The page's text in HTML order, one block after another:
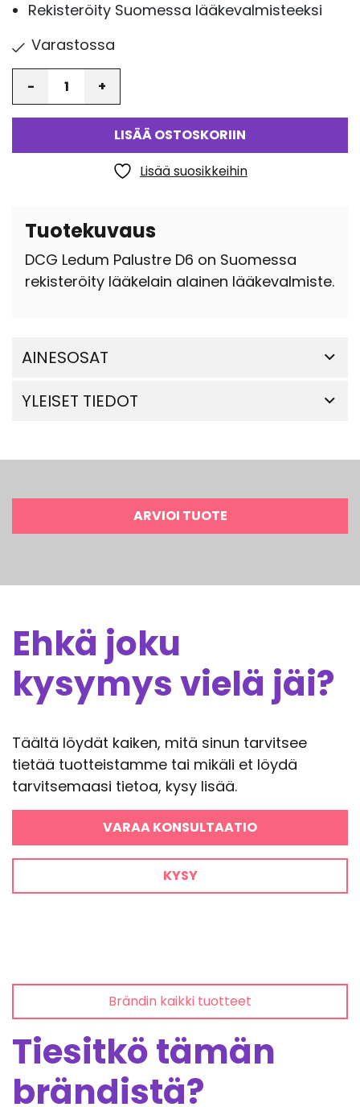
24,50€.
20,85€.
Rekisteröity Suomessa lääkevalmisteeksi
Varastossa
LISÄÄ OSTOSKORIIN
Lisää suosikkeihin
Tuotekuvaus
DCG Ledum Palustre D6 on Suomessa
rekisteröity lääkelain alainen lääkevalmiste.
AINESOSAT
YLEISET TIEDOT
ARVIOI TUOTE
Ehkä joku
kysymys vielä jäi?
Täältä löydät kaiken, mitä sinun tarvitsee
tietää tuotteistamme tai mikäli et löydä
tarvitsemaasi tietoa, kysy lisää.
VARAA KONSULTAATIO
KYSY
Brändin kaikki tuotteet
Tiesitkö tämän
brändistä?